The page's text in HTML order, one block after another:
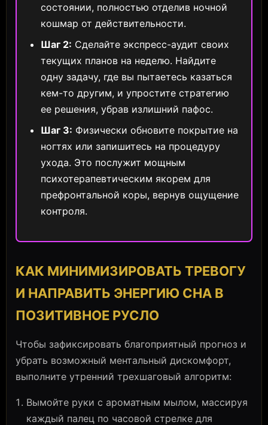
состоянии, полностью отделив ночной
кошмар от действительности.
Шаг 2: Сделайте экспресс-аудит своих
текущих планов на неделю. Найдите
одну задачу, где вы пытаетесь казаться
кем-то другим, и упростите стратегию
ее решения, убрав излишний пафос.
Шаг 3: Физически обновите покрытие на
ногтях или запишитесь на процедуру
ухода. Это послужит мощным
психотерапевтическим якорем для
префронтальной коры, вернув ощущение
контроля.
КАК МИНИМИЗИРОВАТЬ ТРЕВОГУ
И НАПРАВИТЬ ЭНЕРГИЮ СНА В
ПОЗИТИВНОЕ РУСЛО
Чтобы зафиксировать благоприятный прогноз и
убрать возможный ментальный дискомфорт,
выполните утренний трехшаговый алгоритм:
Вымойте руки с ароматным мылом, массируя
каждый палец по часовой стрелке для